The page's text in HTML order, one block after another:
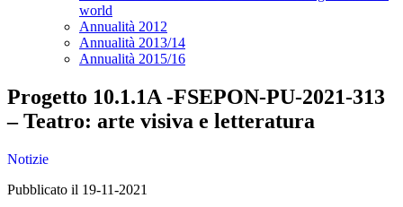
world
Annualità 2012
Annualità 2013/14
Annualità 2015/16
Progetto 10.1.1A -FSEPON-PU-2021-313
– Teatro: arte visiva e letteratura
Notizie
Pubblicato il 19-11-2021